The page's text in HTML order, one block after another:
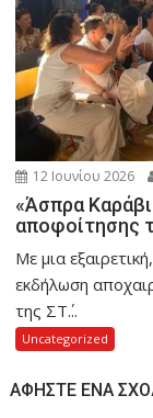
12 Ιουνίου 2026
«Άσπρα
αποφοίτησης
Με μια
εκδήλωση
της ΣΤ΄...
Uncategorized
ΑΦΉΣΤΕ ΈΝΑ